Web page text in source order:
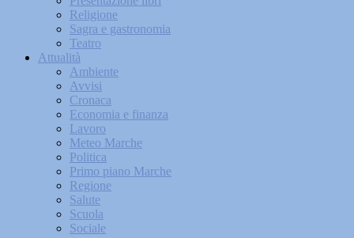
Religione
Sagra e gastronomia
Teatro
Attualità
Ambiente
Avvisi
Cronaca
Economia e finanza
Lavoro
Meteo Marche
Politica
Primo piano Marche
Regione
Salute
Scuola
Sociale